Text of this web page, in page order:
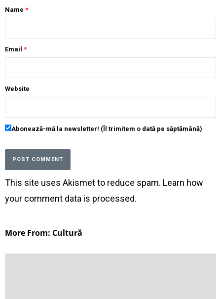
Name *
Email *
Website
Abonează-mă la newsletter! (Îl trimitem o dată pe săptămână)
This site uses Akismet to reduce spam. Learn how
your comment data is processed.
More From: Cultură